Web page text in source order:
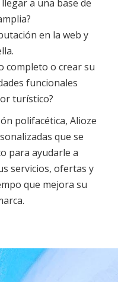
a una base de
en la web y
completo o crear su
funcionales
turístico?
polifacética, Alioze
que se
para ayudarle a
servicios, ofertas y
que mejora su